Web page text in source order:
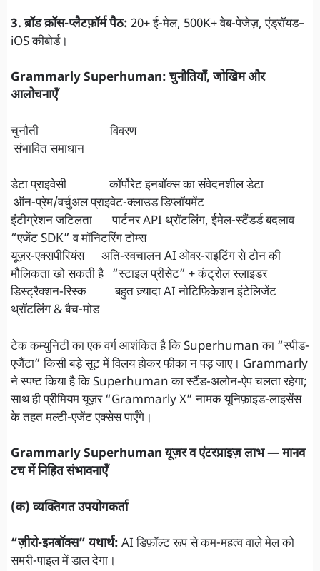
3. ब्रॉड क्रॉस-प्लैटफ़ॉर्म पैठ: 20+ ई-मेल, 500K+ वेब-पेजेज़, एंड्रॉयड–
iOS कीबोर्ड।
Grammarly Superhuman: चुनौतियाँ, जोखिम और
आलोचनाएँ
चुनौती विवरण
संभावित समाधान
डेटा प्राइवेसी कॉर्पोरेट इनबॉक्स का संवेदनशील डेटा
ऑन-प्रेम/वर्चुअल प्राइवेट-क्लाउड डिप्लॉयमेंट
इंटीग्रेशन जटिलता पार्टनर API थ्रॉटलिंग, ईमेल-स्टैंडर्ड बदलाव
“एजेंट SDK” व मॉनिटरिंग टोम्स
यूज़र-एक्सपीरियंस अति-स्वचालन AI ओवर-राइटिंग से टोन की
मौलिकता खो सकती है “स्टाइल प्रीसेट” + कंट्रोल स्लाइडर
डिस्ट्रैक्शन-रिस्क बहुत ज़्यादा AI नोटिफ़िकेशन इंटेलिजेंट
थ्रॉटलिंग & बैच-मोड
टेक कम्युनिटी का एक वर्ग आशंकित है कि Superhuman का “स्पीड-
एजैंटा” किसी बड़े सूट में विलय होकर फीका न पड़ जाए। Grammarly
ने स्पष्ट किया है कि Superhuman का स्टैंड-अलोन-ऐप चलता रहेगा;
साथ ही प्रीमियम यूज़र “Grammarly X” नामक यूनिफ़ाइड-लाइसेंस
के तहत मल्टी-एजेंट एक्सेस पाएँगे।
Grammarly Superhuman यूज़र व एंटरप्राइज़ लाभ — मानव
टच में निहित संभावनाएँ
(क) व्यक्तिगत उपयोगकर्ता
“ज़ीरो-इनबॉक्स” यथार्थ: AI डिफ़ॉल्ट रूप से कम-महत्व वाले मेल को
समरी-पाइल में डाल देगा।